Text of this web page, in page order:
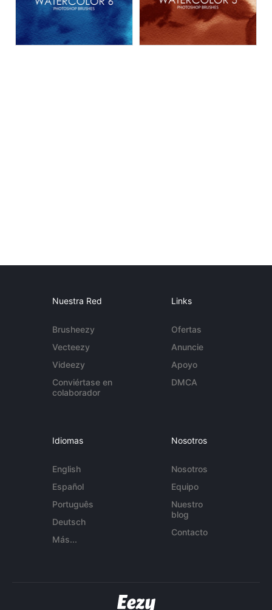
Nuestra Red
Brusheezy
Vecteezy
Videezy
Conviértase en
colaborador
Links
Ofertas
Anuncie
Apoyo
DMCA
Idiomas
English
Español
Português
Deutsch
Más...
Nosotros
Nosotros
Equipo
Nuestro
blog
Contacto